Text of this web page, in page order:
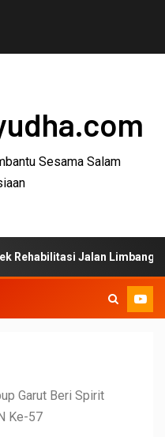
Sesama Salam
Jalan Limbangan–Selaawi
Garut Beri Spirit
Ke-57